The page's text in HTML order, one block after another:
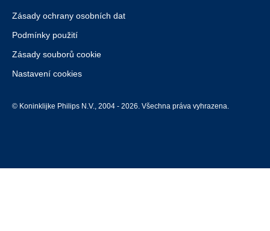
Zásady ochrany osobních dat
Podmínky použití
Zásady souborů cookie
Nastavení cookies
© Koninklijke Philips N.V., 2004 - 2026. Všechna práva vyhrazena.